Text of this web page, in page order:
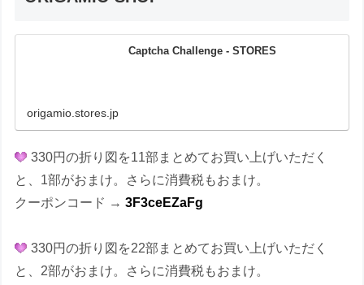
Captcha Challenge - STORES
origamio.stores.jp
330円の折り図を11部まとめてお買い上げいただく
と、1部がおまけ。さらに消費税もおまけ。
クーポンコード →3F3ceEZaFg
330円の折り図を22部まとめてお買い上げいただく
と、2部がおまけ。さらに消費税もおまけ。